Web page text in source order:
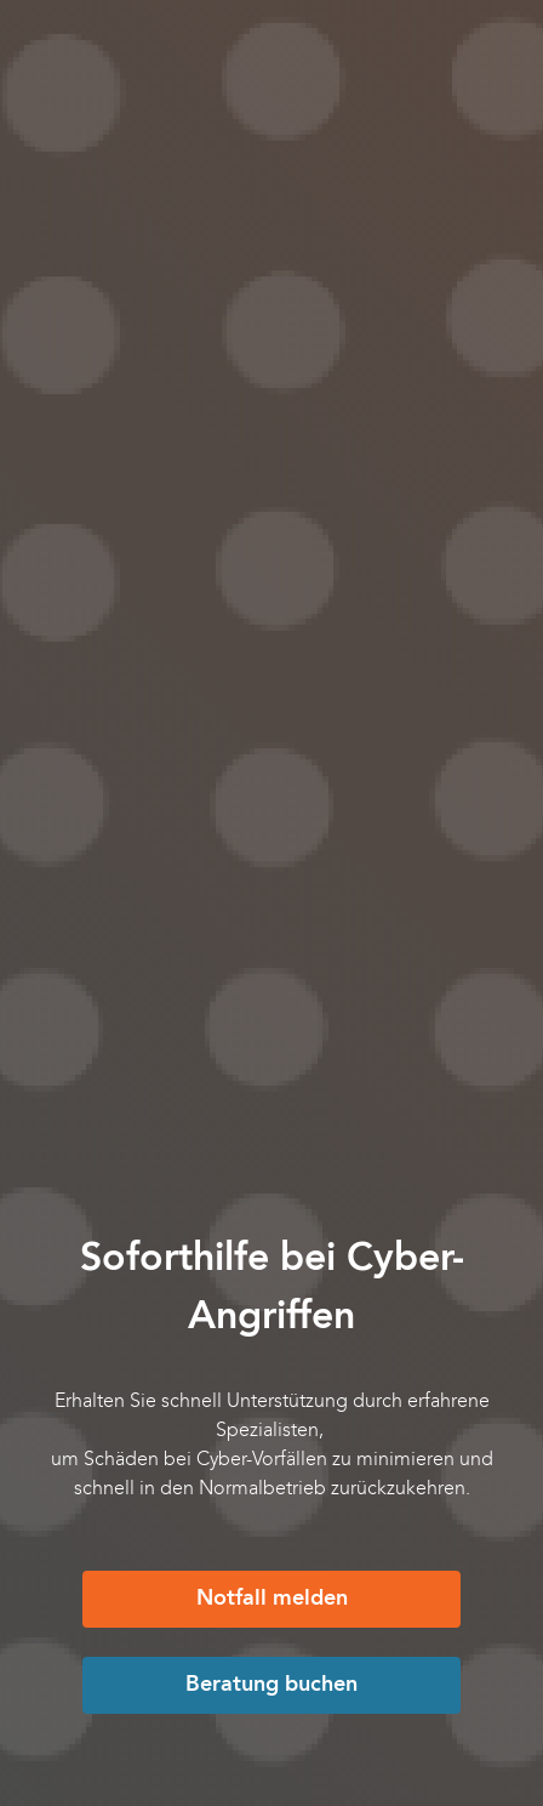
Soforthilfe bei Cyber-
Angriffen
Erhalten Sie schnell Unterstützung durch erfahrene
Spezialisten,
um Schäden bei Cyber-Vorfällen zu minimieren und
schnell in den Normalbetrieb zurückzukehren.
Notfall melden
Beratung buchen